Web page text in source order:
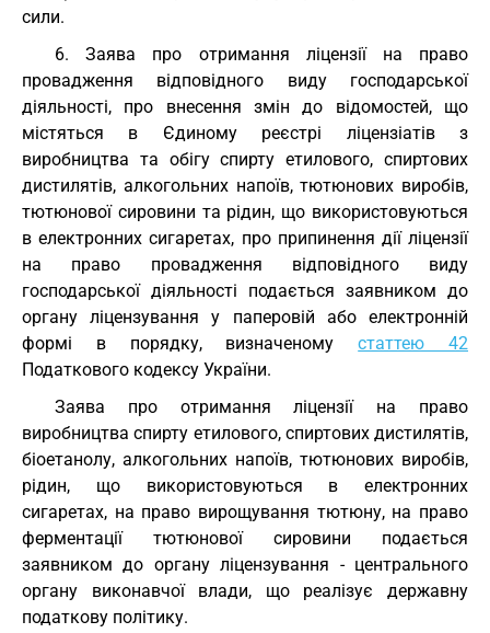
сили.
6. Заява про отримання ліцензії на право
провадження відповідного виду господарської
діяльності, про внесення змін до відомостей, що
містяться в Єдиному реєстрі ліцензіатів з
виробництва та обігу спирту етилового, спиртових
дистилятів, алкогольних напоїв, тютюнових виробів,
тютюнової сировини та рідин, що використовуються
в електронних сигаретах, про припинення дії ліцензії
на право провадження відповідного виду
господарської діяльності подається заявником до
органу ліцензування у паперовій або електронній
формі в порядку, визначеномустаттею 42
Податкового кодексу України.
Заява про отримання ліцензії на право
виробництва спирту етилового, спиртових дистилятів,
біоетанолу, алкогольних напоїв, тютюнових виробів,
рідин, що використовуються в електронних
сигаретах, на право вирощування тютюну, на право
ферментації тютюнової сировини подається
заявником до органу ліцензування - центрального
органу виконавчої влади, що реалізує державну
податкову політику.